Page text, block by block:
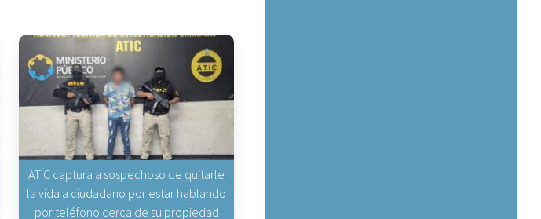
ATIC captura a sospechoso de quitarle
la vida a ciudadano por estar hablando
por teléfono cerca de su propiedad